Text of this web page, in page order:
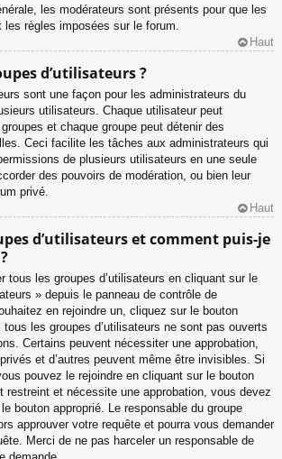
les modérateurs sont présents pour que les
les règles imposées sur le forum.
Haut
d’utilisateurs ?
sont une façon pour les administrateurs du
utilisateurs. Chaque utilisateur peut
et chaque groupe peut détenir des
Ceci facilite les tâches aux administrateurs qui
de plusieurs utilisateurs en une seule
des pouvoirs de modération, ou bien leur
privé.
Haut
d’utilisateurs et comment puis-je
tous les groupes d’utilisateurs en cliquant sur le
» depuis le panneau de contrôle de
en rejoindre un, cliquez sur le bouton
tous les groupes d’utilisateurs ne sont pas ouverts
Certains peuvent nécessiter une approbation,
et d’autres peuvent même être invisibles. Si
pouvez le rejoindre en cliquant sur le bouton
restreint et nécessite une approbation, vous devez
bouton approprié. Le responsable du groupe
approuver votre requête et pourra vous demander
Merci de ne pas harceler un responsable de